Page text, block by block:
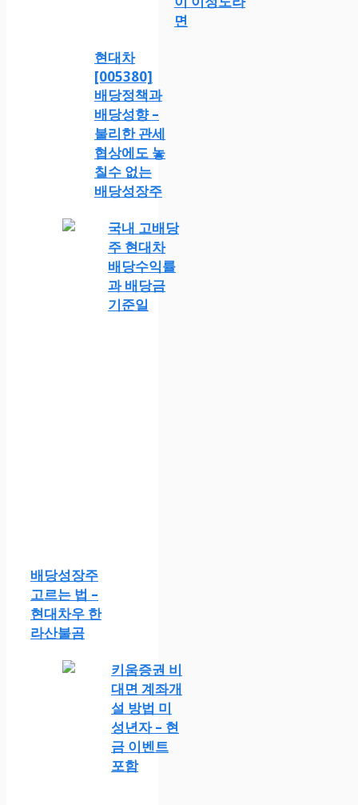
면
국내 고배당
주 현대차
배당수익률
과 배당금
기준일
배당성장주
고르는 법 –
현대차우 한
라산불곰
키움증권 비
대면 계좌개
설 방법 미
성년자 – 현
금 이벤트
포함